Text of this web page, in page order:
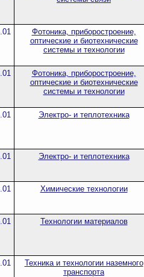
Фотоника, приборостроение,
оптические и биотехнические
системы и технологии
Фотоника, приборостроение,
оптические и биотехнические
системы и технологии
Электро- и теплотехника
Электро- и теплотехника
Химические технологии
Технологии материалов
Техника и технологии наземного
транспорта